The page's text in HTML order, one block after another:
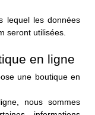
lequel les données
seront utilisées.
en ligne
une boutique en
nous sommes